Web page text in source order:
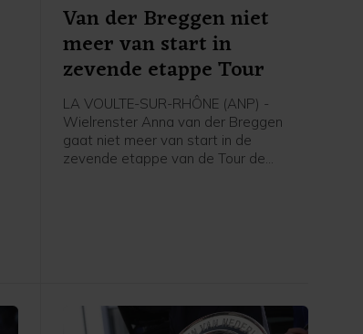
Van der Breggen niet
meer van start in
zevende etappe Tour
LA VOULTE-SUR-RHÔNE (ANP) -
Wielrenster Anna van der Breggen
gaat niet meer van start in de
zevende etappe van de Tour de